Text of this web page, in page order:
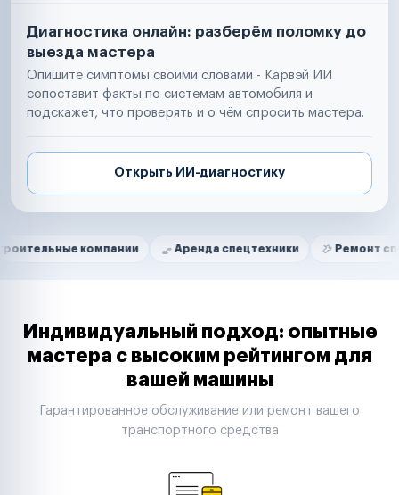
Диагностика онлайн: разберём поломку до
выезда мастера
Опишите симптомы своими словами - Карвэй ИИ
сопоставит факты по системам автомобиля и
подскажет, что проверять и о чём спросить мастера.
Открыть ИИ-диагностику
Нам доверяют
компании Аренда спецтехники Ремонт
Маркетплейсы
Таксопарки
Автодилеры
Строительные компании
Аренда спецтехники
Индивидуальный подход: опытные
мастера с высоким рейтингом для
вашей машины
Гарантированное обслуживание или ремонт вашего
транспортного средства